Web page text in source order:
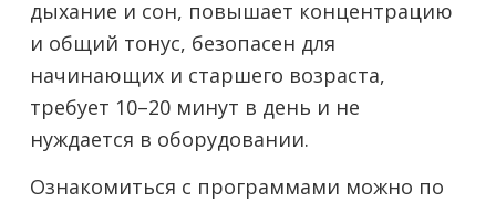
дыхание и сон, повышает концентрацию
и общий тонус, безопасен для
начинающих и старшего возраста,
требует 10–20 минут в день и не
нуждается в оборудовании.
Ознакомиться с программами можно по